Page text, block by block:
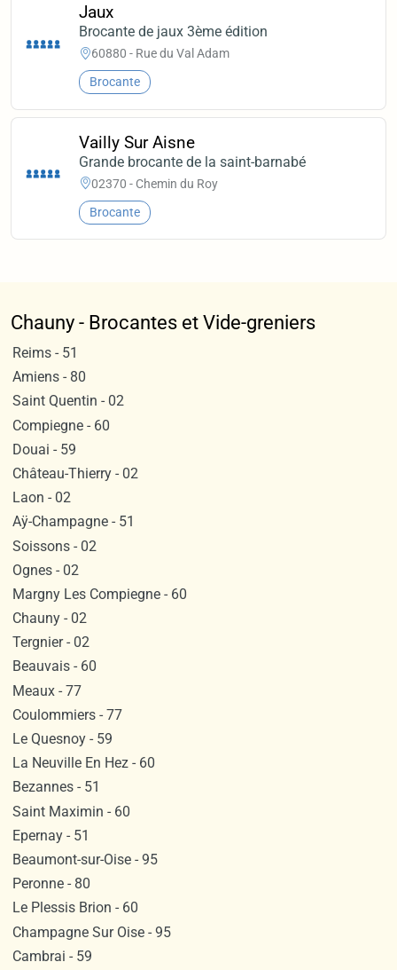
Jaux
Brocante de jaux 3ème édition
60880 - Rue du Val Adam
Brocante
Vailly Sur Aisne
Grande brocante de la saint-barnabé
02370 - Chemin du Roy
Brocante
Chauny - Brocantes et Vide-greniers
Reims - 51
Amiens - 80
Saint Quentin - 02
Compiegne - 60
Douai - 59
Château-Thierry - 02
Laon - 02
Aÿ-Champagne - 51
Soissons - 02
Ognes - 02
Margny Les Compiegne - 60
Chauny - 02
Tergnier - 02
Beauvais - 60
Meaux - 77
Coulommiers - 77
Le Quesnoy - 59
La Neuville En Hez - 60
Bezannes - 51
Saint Maximin - 60
Epernay - 51
Beaumont-sur-Oise - 95
Peronne - 80
Le Plessis Brion - 60
Champagne Sur Oise - 95
Cambrai - 59